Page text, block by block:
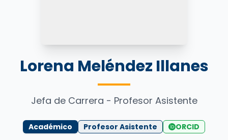
Lorena Meléndez Illanes
Jefa de Carrera - Profesor Asistente
Académico Profesor Asistente ORCID